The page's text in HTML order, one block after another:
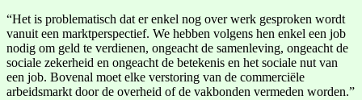
“Het is problematisch dat er enkel nog over werk gesproken wordt
vanuit een marktperspectief. We hebben volgens hen enkel een job
nodig om geld te verdienen, ongeacht de samenleving, ongeacht de
sociale zekerheid en ongeacht de betekenis en het sociale nut van
een job. Bovenal moet elke verstoring van de commerciële
arbeidsmarkt door de overheid of de vakbonden vermeden worden.”